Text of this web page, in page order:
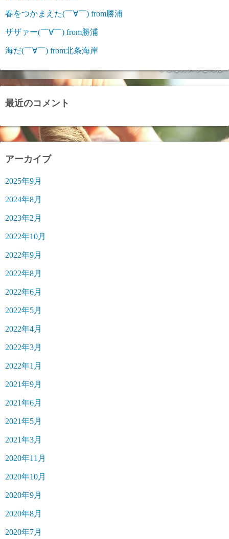
春をつかまえた(￣∀￣) from勝浦
ザザァー(￣∀￣) from勝浦
海だ(￣∀￣) from北条海岸
最近のコメント
アーカイブ
2025年9月
2024年8月
2023年2月
2022年10月
2022年9月
2022年8月
2022年6月
2022年5月
2022年4月
2022年3月
2022年1月
2021年9月
2021年6月
2021年5月
2021年3月
2020年11月
2020年10月
2020年9月
2020年8月
2020年7月